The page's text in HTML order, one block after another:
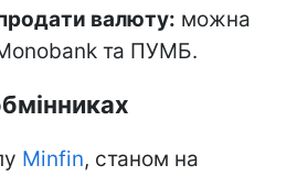
валюту: можна
та ПУМБ.
Minfin, станом на